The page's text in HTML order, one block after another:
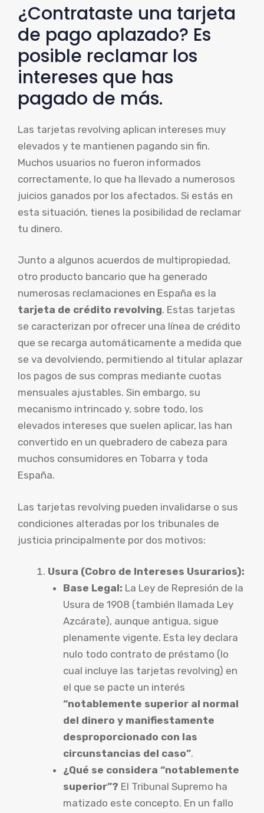
¿Contrataste una tarjeta
de pago aplazado? Es
posible reclamar los
intereses que has
pagado de más.
Las tarjetas revolving aplican intereses muy
elevados y te mantienen pagando sin fin.
Muchos usuarios no fueron informados
correctamente, lo que ha llevado a numerosos
juicios ganados por los afectados. Si estás en
esta situación, tienes la posibilidad de reclamar
tu dinero.
Junto a algunos acuerdos de multipropiedad,
otro producto bancario que ha generado
numerosas reclamaciones en España es la
tarjeta de crédito revolving. Estas tarjetas
se caracterizan por ofrecer una línea de crédito
que se recarga automáticamente a medida que
se va devolviendo, permitiendo al titular aplazar
los pagos de sus compras mediante cuotas
mensuales ajustables. Sin embargo, su
mecanismo intrincado y, sobre todo, los
elevados intereses que suelen aplicar, las han
convertido en un quebradero de cabeza para
muchos consumidores en Tobarra y toda
España.
Las tarjetas revolving pueden invalidarse o sus
condiciones alteradas por los tribunales de
justicia principalmente por dos motivos:
Usura (Cobro de Intereses Usurarios):
Base Legal: La Ley de Represión de la
Usura de 1908 (también llamada Ley
Azcárate), aunque antigua, sigue
plenamente vigente. Esta ley declara
nulo todo contrato de préstamo (lo
cual incluye las tarjetas revolving) en
el que se pacte un interés
“notablemente superior al normal
del dinero y manifiestamente
desproporcionado con las
circunstancias del caso”.
¿Qué se considera “notablemente
superior”? El Tribunal Supremo ha
matizado este concepto. En un fallo